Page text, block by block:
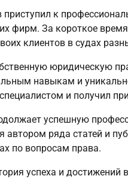
к
фирм. За короткое
клиентов в судах
юридическую
навыкам и
и получил
успешную
ряда статей и
по вопросам права.
успеха и